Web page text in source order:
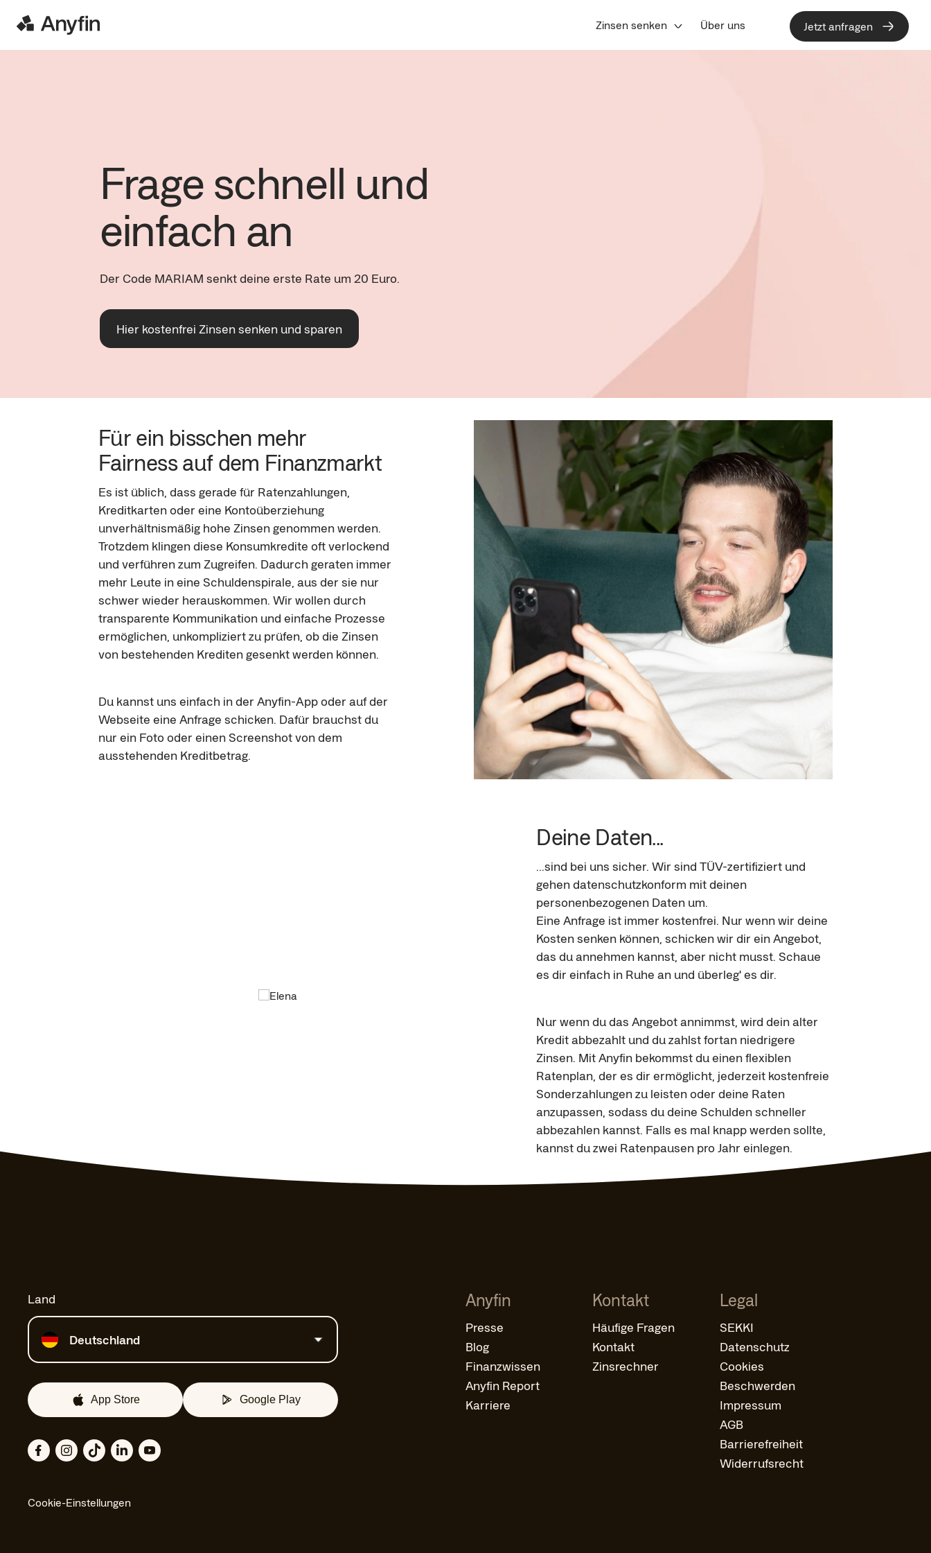
Zinsen senken Über uns Jetzt anfragen
Frage schnell und
einfach an
Der Code MARIAM senkt deine erste Rate um 20 Euro.
Hier kostenfrei Zinsen senken und sparen
Für ein bisschen mehr
Fairness auf dem Finanzmarkt
Es ist üblich, dass gerade für Ratenzahlungen,
Kreditkarten oder eine Kontoüberziehung
unverhältnismäßig hohe Zinsen genommen werden.
Trotzdem klingen diese Konsumkredite oft verlockend
und verführen zum Zugreifen. Dadurch geraten immer
mehr Leute in eine Schuldenspirale, aus der sie nur
schwer wieder herauskommen. Wir wollen durch
transparente Kommunikation und einfache Prozesse
ermöglichen, unkompliziert zu prüfen, ob die Zinsen
von bestehenden Krediten gesenkt werden können.
Du kannst uns einfach in der Anyfin-App oder auf der
Webseite eine Anfrage schicken. Dafür brauchst du
nur ein Foto oder einen Screenshot von dem
ausstehenden Kreditbetrag.
Deine Daten...
...sind bei uns sicher. Wir sind TÜV-zertifiziert und
gehen datenschutzkonform mit deinen
personenbezogenen Daten um.
Eine Anfrage ist immer kostenfrei. Nur wenn wir deine
Kosten senken können, schicken wir dir ein Angebot,
das du annehmen kannst, aber nicht musst. Schaue
es dir einfach in Ruhe an und überleg' es dir.
Nur wenn du das Angebot annimmst, wird dein alter
Kredit abbezahlt und du zahlst fortan niedrigere
Zinsen. Mit Anyfin bekommst du einen flexiblen
Ratenplan, der es dir ermöglicht, jederzeit kostenfreie
Sonderzahlungen zu leisten oder deine Raten
anzupassen, sodass du deine Schulden schneller
abbezahlen kannst. Falls es mal knapp werden sollte,
kannst du zwei Ratenpausen pro Jahr einlegen.
Land
Land auswählen
Deutschland
App Store Google Play
Anyfin
Presse
Blog
Finanzwissen
Anyfin Report
Karriere
Kontakt
Häufige Fragen
Kontakt
Zinsrechner
Legal
SEKKI
Datenschutz
Cookies
Beschwerden
Impressum
AGB
Barrierefreiheit
Widerrufsrecht
Cookie-Einstellungen